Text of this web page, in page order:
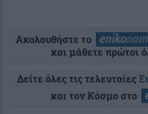
Ακολουθήστε το
και μάθετε πρώτοι
Δείτε όλες τις τελευταίες
και τον Κόσμο στο